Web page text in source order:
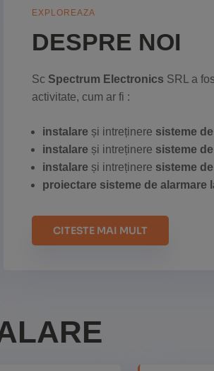
EXPLOREAZA
DESPRE NOI
Sc Spectrum Electronics SRL a
activitate, cum ar fi :
instalare și intreținere sisteme
instalare și intreținere sisteme
instalare și intreținere sisteme
proiectare sisteme de alarmare
CITESTE MAI MULT